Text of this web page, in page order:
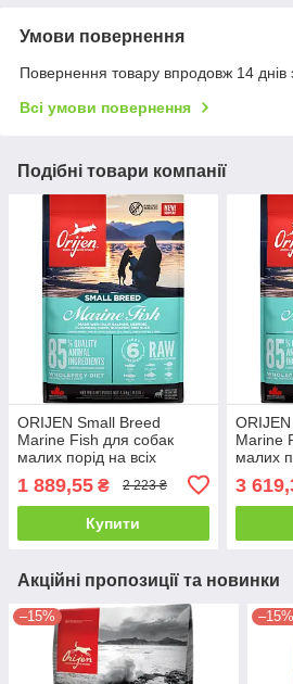
Умови повернення
Повернення товару впродовж 14 днів
Всі умови повернення
Подібні товари компанії
ORIJEN Small Breed
Marine Fish для собак
малих порід на всіх
1 889,55 ₴ 2 223 ₴
Купити
Marine
малих
3
Акційні пропозиції та новинки
–15% –15%